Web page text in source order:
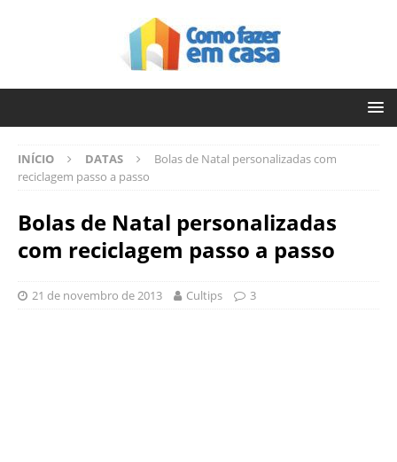
INÍCIO DATAS
Bolas de Natal personalizadas com
reciclagem passo a passo
Bolas de Natal personalizadas
com reciclagem passo a passo
21 de novembro de 2013 Cultips 3